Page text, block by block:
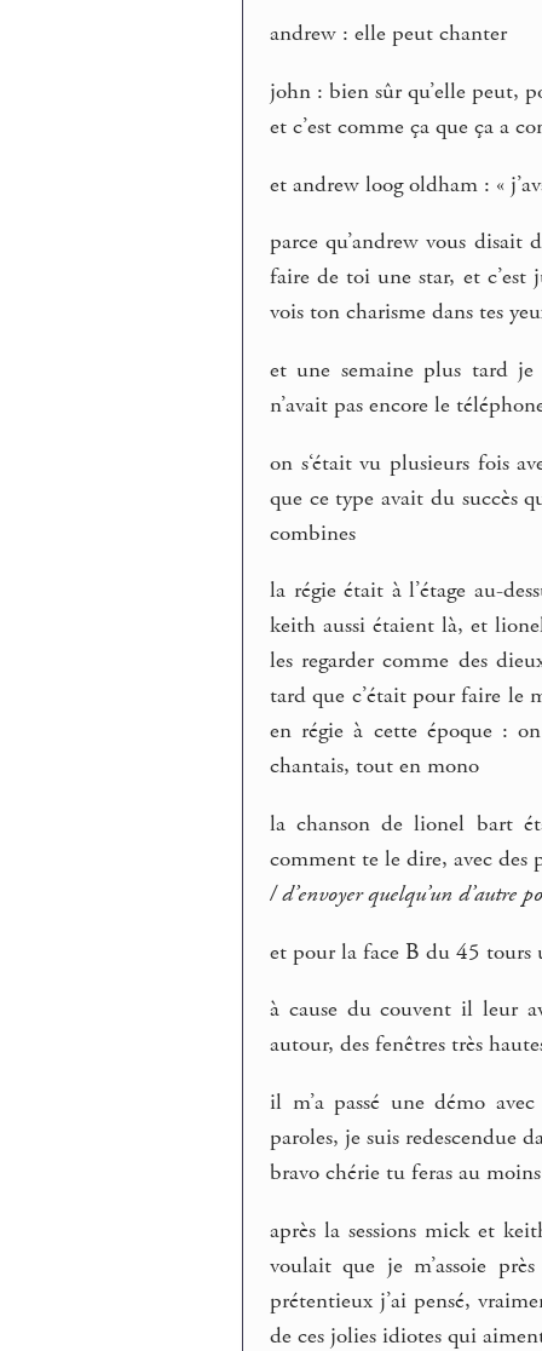
andrew : elle peut chanter
john : bien sûr qu’elle peut,
et c’est comme ça que ça a
et andrew loog oldham : «
parce qu’andrew vous disait
faire de toi une star, et c’est
vois ton charisme dans tes
et une semaine plus tard je
n’avait pas encore le
on s‘était vu plusieurs fois
que ce type avait du succès
combines
la régie était à l’étage au-
keith aussi étaient là, et
les regarder comme des
tard que c’était pour faire le
en régie à cette époque :
chantais, tout en mono
la chanson de lionel bart
comment te le dire, avec des
/ d’envoyer quelqu’un d’autre
et pour la face B du 45
à cause du couvent il leur
autour, des fenêtres très
il m’a passé une démo
paroles, je suis redescendue
bravo chérie tu feras au
après la sessions mick et
voulait que je m’assoie
prétentieux j’ai pensé,
de ces jolies idiotes qui